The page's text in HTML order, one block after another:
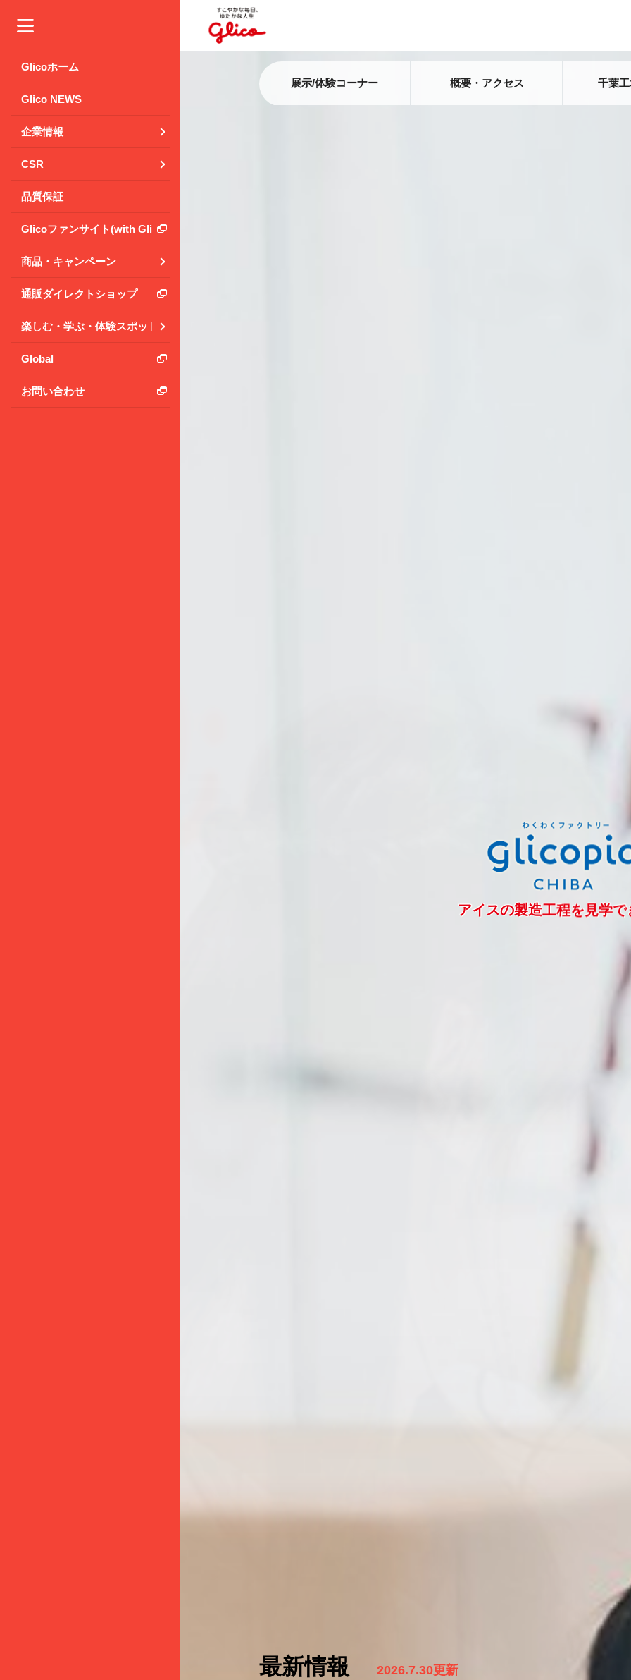
Glicoホーム
Glico NEWS
企業情報
CSR
品質保証
Glicoファンサイト(with Glico Park)
商品・キャンペーン
通販ダイレクトショップ
楽しむ・学ぶ・体験スポット
Global
お問い合わせ
アイスの製造工程を見学で
展示/体験コーナー 概要・アクセス 千葉
最新情報 2026.7.30更新